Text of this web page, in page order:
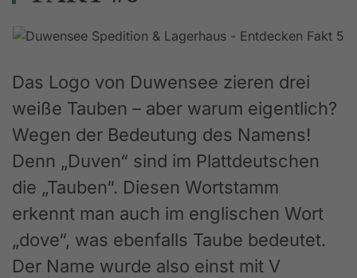
Das Logo von Duwensee zieren drei
weiße Tauben – aber warum eigentlich?
Wegen der Bedeutung des Namens!
Denn „Duven“ sind im Plattdeutschen
die „Tauben“. Diesen Wortstamm
erkennt man auch im englischen Wort
„dove“, was ebenfalls Taube bedeutet.
Der Name wurde also einst mit V